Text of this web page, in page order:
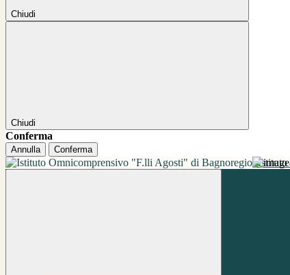
Chiudi
Chiudi
Conferma
Annulla Conferma
Istituto